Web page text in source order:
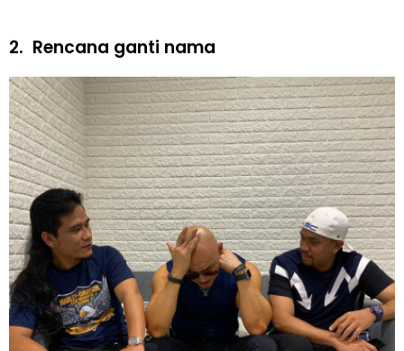
2. Rencana ganti nama